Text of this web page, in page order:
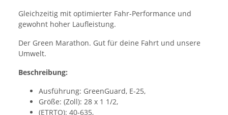
Gleichzeitig mit optimierter Fahr-Performance und
gewohnt hoher Laufleistung.
Der Green Marathon. Gut für deine Fahrt und unsere
Umwelt.
Beschreibung:
Ausführung: GreenGuard, E-25,
Größe: (Zoll): 28 x 1 1/2,
(ETRTO): 40-635,